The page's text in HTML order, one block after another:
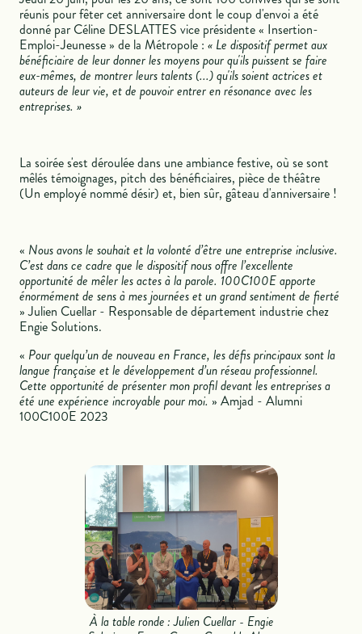
réunis pour fêter cet anniversaire dont le coup d'envoi a été
donné par Céline DESLATTES vice présidente « Insertion-
Emploi-Jeunesse » de la Métropole : « Le dispositif permet aux
bénéficiaire de leur donner les moyens pour qu'ils puissent se faire
eux-mêmes, de montrer leurs talents (...) qu'ils soient actrices et
auteurs de leur vie, et de pouvoir entrer en résonance avec les
entreprises. »
La soirée s'est déroulée dans une ambiance festive, où se sont
mêlés témoignages, pitch des bénéficiaires, pièce de théâtre
(Un employé nommé désir) et, bien sûr, gâteau d'anniversaire !
« Nous avons le souhait et la volonté d’être une entreprise inclusive.
C’est dans ce cadre que le dispositif nous offre l’excellente
opportunité de mêler les actes à la parole. 100C100E apporte
énormément de sens à mes journées et un grand sentiment de fierté
» Julien Cuellar - Responsable de département industrie chez
Engie Solutions.
« Pour quelqu’un de nouveau en France, les défis principaux sont la
langue française et le développement d’un réseau professionnel.
Cette opportunité de présenter mon profil devant les entreprises a
été une expérience incroyable pour moi. » Amjad - Alumni
100C100E 2023
À la table ronde : Julien Cuellar - Engie